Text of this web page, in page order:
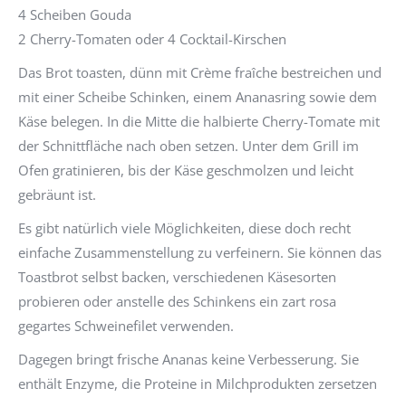
4 Scheiben Gouda
2 Cherry-Tomaten oder 4 Cocktail-Kirschen
Das Brot toasten, dünn mit Crème fraîche bestreichen und
mit einer Scheibe Schinken, einem Ananasring sowie dem
Käse belegen. In die Mitte die halbierte Cherry-Tomate mit
der Schnittfläche nach oben setzen. Unter dem Grill im
Ofen gratinieren, bis der Käse geschmolzen und leicht
gebräunt ist.
Es gibt natürlich viele Möglichkeiten, diese doch recht
einfache Zusammenstellung zu verfeinern. Sie können das
Toastbrot selbst backen, verschiedenen Käsesorten
probieren oder anstelle des Schinkens ein zart rosa
gegartes Schweinefilet verwenden.
Dagegen bringt frische Ananas keine Verbesserung. Sie
enthält Enzyme, die Proteine in Milchprodukten zersetzen